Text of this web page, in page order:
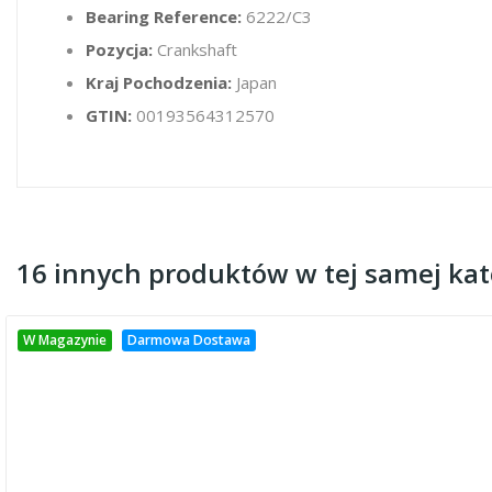
Bearing Reference: 6222/C3
Pozycja: Crankshaft
Kraj Pochodzenia: Japan
GTIN: 00193564312570
16 innych produktów w tej samej
W Magazynie Darmowa Dostawa